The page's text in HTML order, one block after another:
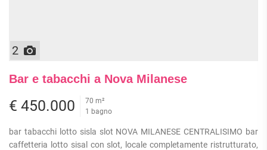
2
Bar e tabacchi a Nova Milanese
€ 450.000
70 m²
1 bagno
bar tabacchi lotto sisla slot NOVA MILANESE CENTRALISIMO bar
caffetteria lotto sisal con slot, locale completamente ristrutturato,